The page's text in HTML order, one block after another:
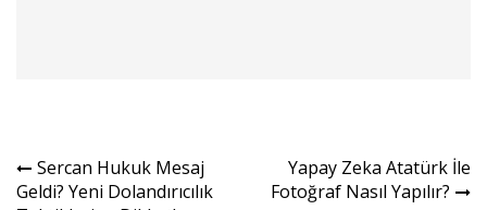
Yazı
Sercan Hukuk Mesaj
Geldi? Yeni Dolandırıcılık
Yapay Zeka Atatürk İle
Fotoğraf Nasıl Yapılır?